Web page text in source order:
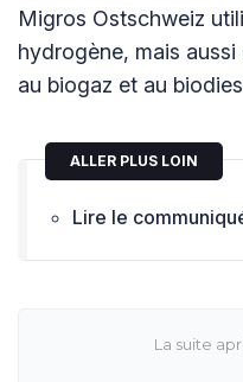
Migros Ostschweiz
hydrogène, mais
au biogaz et au
ALLER PLUS LOIN
Lire le